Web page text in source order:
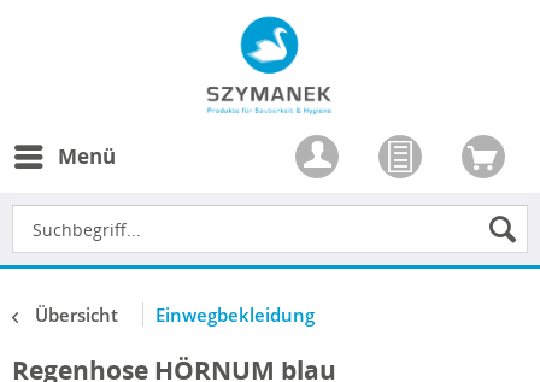
Menü
Übersicht Einwegbekleidung
Regenhose HÖRNUM blau